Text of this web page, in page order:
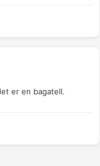
er en bagatell.